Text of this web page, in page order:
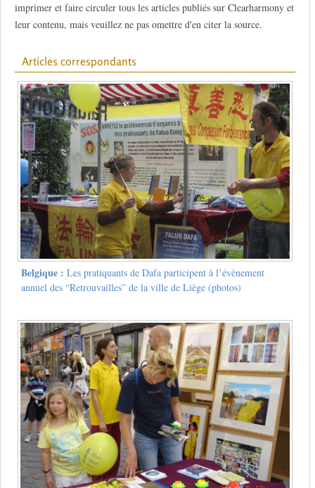
imprimer et faire circuler tous les articles publiés sur Clearharmony et
leur contenu, mais veuillez ne pas omettre d'en citer la source.
Articles correspondants
Belgique : Les pratiquants de Dafa participent à l’évènement
annuel des “Retrouvailles” de la ville de Liège (photos)